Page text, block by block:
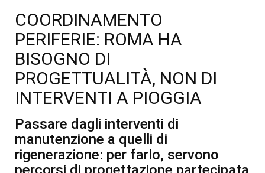
COORDINAMENTO
PERIFERIE: ROMA HA
BISOGNO DI
PROGETTUALITÀ, NON DI
INTERVENTI A PIOGGIA
Passare dagli interventi di
manutenzione a quelli di
rigenerazione: per farlo, servono